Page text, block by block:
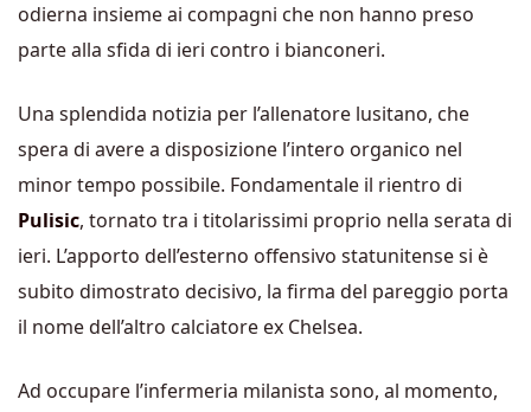
odierna insieme ai compagni che non hanno preso
parte alla sfida di ieri contro i bianconeri.
Una splendida notizia per l’allenatore lusitano, che
spera di avere a disposizione l’intero organico nel
minor tempo possibile. Fondamentale il rientro di
Pulisic, tornato tra i titolarissimi proprio nella serata di
ieri. L’apporto dell’esterno offensivo statunitense si è
subito dimostrato decisivo, la firma del pareggio porta
il nome dell’altro calciatore ex Chelsea.
Ad occupare l’infermeria milanista sono, al momento,